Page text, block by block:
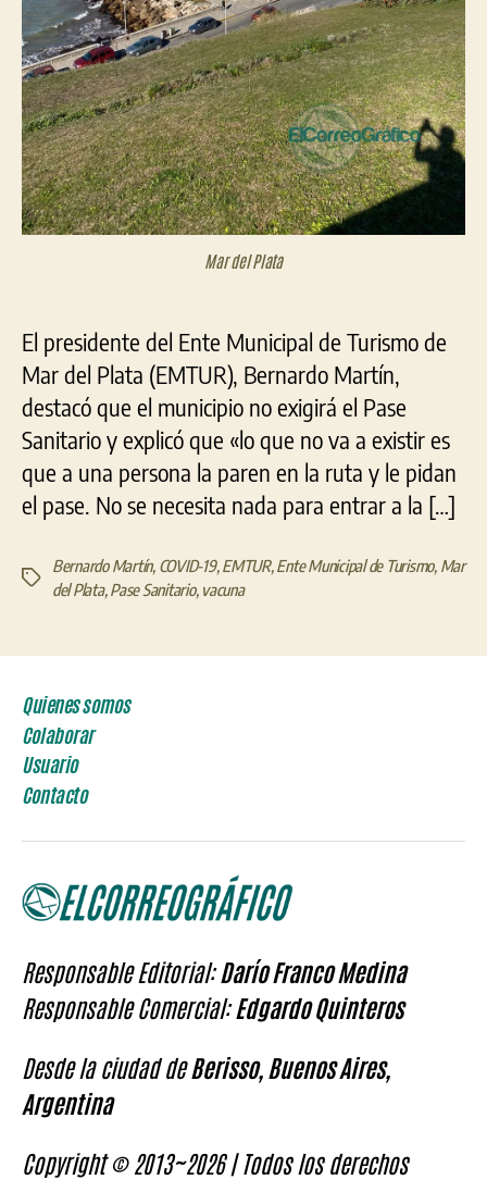
Mar del Plata
El presidente del Ente Municipal de Turismo de
Mar del Plata (EMTUR), Bernardo Martín,
destacó que el municipio no exigirá el Pase
Sanitario y explicó que «lo que no va a existir es
que a una persona la paren en la ruta y le pidan
el pase. No se necesita nada para entrar a la […]
Etiquetas
Bernardo Martín, COVID-19,EMTUR,Ente Municipal de Turismo, Mar
del Plata,Pase Sanitario, vacuna
Quienes somos
Colaborar
Usuario
Contacto
Responsable Editorial:Darío Franco Medina
Responsable Comercial:Edgardo Quinteros
Desde la ciudad deBerisso, Buenos Aires,
Argentina
Copyright © 2013~2026 | Todos los derechos